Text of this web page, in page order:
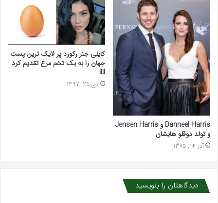
Danneel Harris و Jensen Harris
و تولد دوقلو هایشان
آذر 14, 1395
کایلی جنر رکورد پر لایک ترین پست
جهان را به یک تخم مرغ تقدیم کرد
!!!!
دی 25, 1397
دیدگاهتان را بنویسید